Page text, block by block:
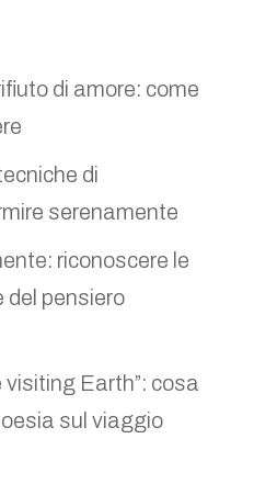
di amore: come
di
serenamente
riconoscere le
del pensiero
Earth”: cosa
sul viaggio